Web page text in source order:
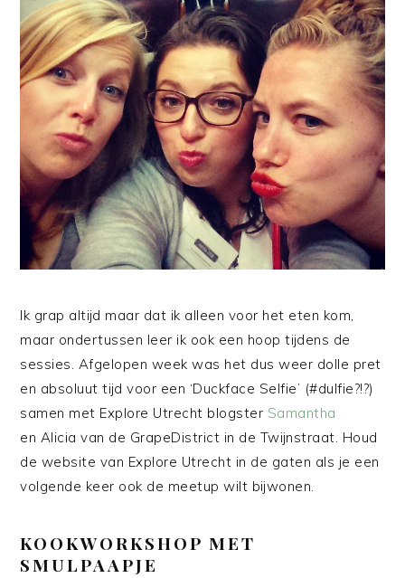
Ik grap altijd maar dat ik alleen voor het eten kom,
maar ondertussen leer ik ook een hoop tijdens de
sessies. Afgelopen week was het dus weer dolle pret
en absoluut tijd voor een ‘Duckface Selfie’ (#dulfie?!?)
samen met Explore Utrecht blogster Samantha
en Alicia van de GrapeDistrict in de Twijnstraat. Houd
de website van Explore Utrecht in de gaten als je een
volgende keer ook de meetup wilt bijwonen.
KOOKWORKSHOP MET
SMULPAAPJE